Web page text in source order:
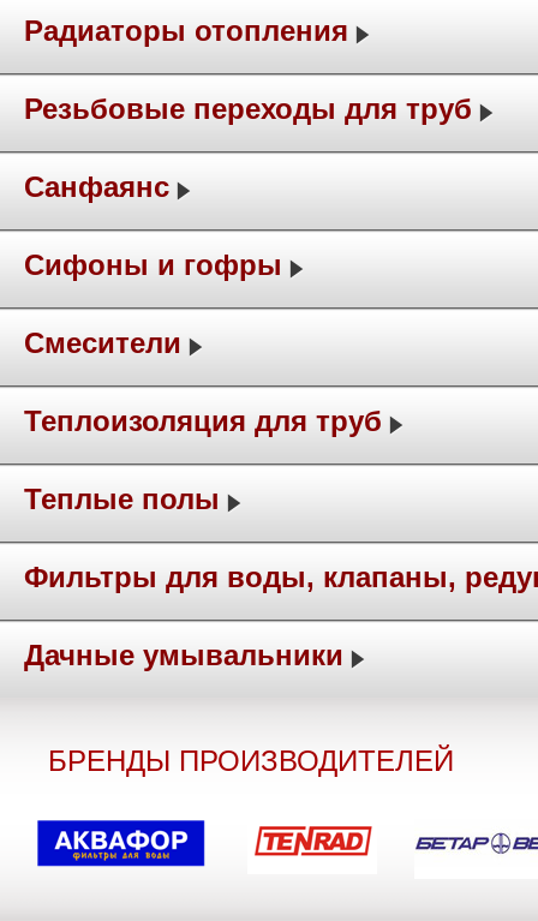
Радиаторы отопления
Резьбовые переходы для труб
Санфаянс
Сифоны и гофры
Смесители
Теплоизоляция для труб
Теплые полы
Фильтры для воды, клапаны,
Дачные умывальники
БРЕНДЫ ПРОИЗВОДИТЕЛЕЙ